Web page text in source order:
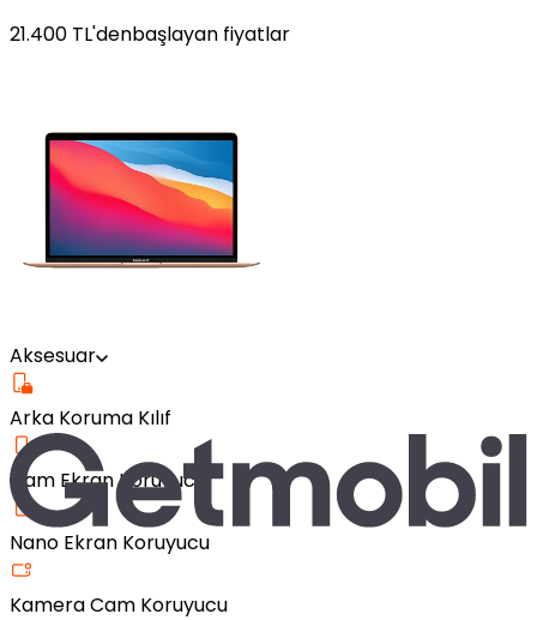
21.400 TL'denbaşlayan fiyatlar
Aksesuar
Arka Koruma Kılıf
Cam Ekran Koruyucu
Nano Ekran Koruyucu
Kamera Cam Koruyucu